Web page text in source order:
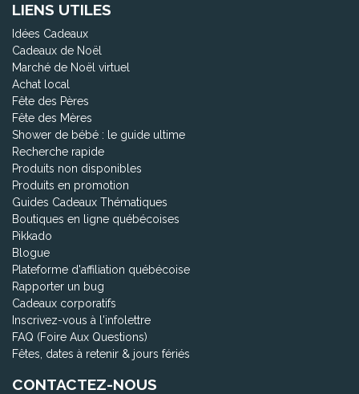
LIENS UTILES
Idées Cadeaux
Cadeaux de Noël
Marché de Noël virtuel
Achat local
Fête des Pères
Fête des Mères
Shower de bébé : le guide ultime
Recherche rapide
Produits non disponibles
Produits en promotion
Guides Cadeaux Thématiques
Boutiques en ligne québécoises
Pikkado
Blogue
Plateforme d'affiliation québécoise
Rapporter un bug
Cadeaux corporatifs
Inscrivez-vous à l'infolettre
FAQ (Foire Aux Questions)
Fêtes, dates à retenir & jours fériés
CONTACTEZ-NOUS